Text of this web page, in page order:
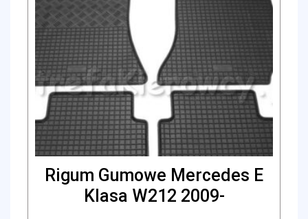
Rigum Gumowe Mercedes E
Klasa W212 2009-